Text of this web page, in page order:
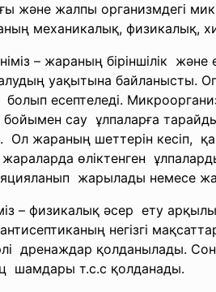
және жалпы организмдегі
механикалық, физикалық,
– жараның біріншілік және
уақытына байланысты.
есептеледі.
сау ұлпаларға
Ол жараның шеттерін кесіп,
жараларда өліктенген
жарылады немесе
– физикалық әсер ету арқылы
негізгі
дренаждар қолданылады.
шамдары т.с.с қолданады.